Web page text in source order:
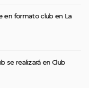
en formato club en La
se realizará en Club